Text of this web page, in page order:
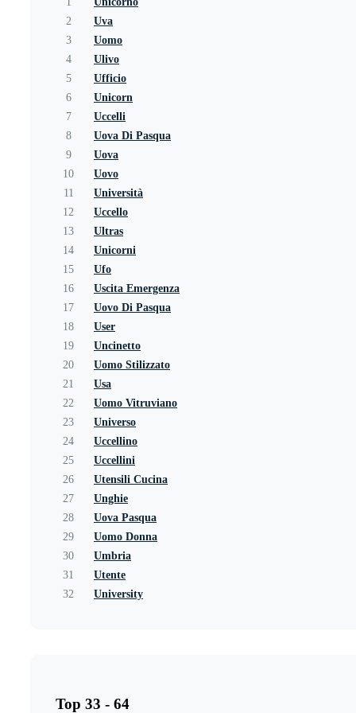
2
Uva
3
Uomo
4
Ulivo
5
Ufficio
6
Unicorn
7
Uccelli
8
Uova Di Pasqua
9
Uova
10
Uovo
11
Università
12
Uccello
13
Ultras
14
Unicorni
15
Ufo
16
Uscita Emergenza
17
Uovo Di Pasqua
18
User
19
Uncinetto
20
Uomo Stilizzato
21
Usa
22
Uomo Vitruviano
23
Universo
24
Uccellino
25
Uccellini
26
Utensili Cucina
27
Unghie
28
Uova Pasqua
29
Uomo Donna
30
Umbria
31
Utente
32
University
Top 33 - 64